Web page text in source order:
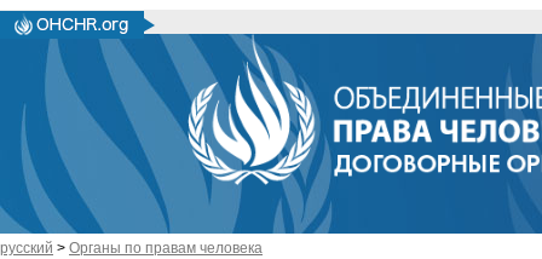
русский > Органы по правам человека